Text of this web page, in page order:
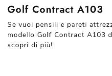
Golf Contract A103
Se vuoi pensili e pareti
modello Golf Contract A103
scopri di più!